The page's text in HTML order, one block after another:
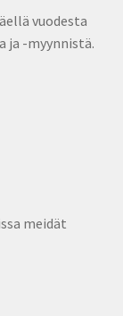
vuodesta
ja -myynnistä.
meidät